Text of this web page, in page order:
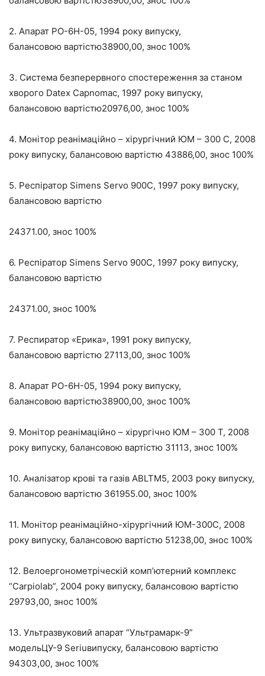
2. Апарат РО-6Н-05, 1994 року випуску,
балансовою вартістю38900,00, знос 100%
3. Система безперервного спостереження за станом
хворого Datex Capnomac, 1997 року випуску,
балансовою вартістю20976,00, знос 100%
4. Монітор реанімаційно – хірургічний ЮМ – 300 С, 2008
року випуску, балансовою вартістю 43886,00, знос 100%
5. Респіратор Simens Servo 900С, 1997 року випуску,
балансовою вартістю
24371.00, знос 100%
6. Респіратор Simens Servo 900С, 1997 року випуску,
балансовою вартістю
24371.00, знос 100%
7. Респиратор «Ерика», 1991 року випуску,
балансовою вартістю 27113,00, знос 100%
8. Апарат РО-6Н-05, 1994 року випуску,
балансовою вартістю38900,00, знос 100%
9. Монітор реанімаційно – хірургічно ЮМ – 300 Т, 2008
року випуску, балансовою вартістю 31113, знос 100%
10. Аналізатор крові та газів ABLTM5, 2003 року випуску,
балансовою вартістю 361955.00, знос 100%
11. Монітор реанімаційно-хірургічний ЮМ-300С, 2008
року випуску, балансовою вартістю 51238,00, знос 100%
12. Велоергонометріческій комп’ютерний комплекс
“Carpiolab”, 2004 року випуску, балансовою вартістю
29793,00, знос 100%
13. Ультразвуковий апарат “Ультрамарк-9”
модельЦУ-9 Seriuвипуску, балансовою вартістю
94303,00, знос 100%